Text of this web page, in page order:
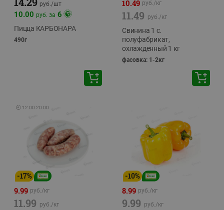
руб./шт
10.00 руб. за 6
Пицца КАРБОНАРА
490г
10.49 руб./кг
11.49 руб./кг
Свинина 1 с.
полуфабрикат,
охлажденный 1 кг
фасовка: 1-2кг
🕘 12:00-20:00
-17%
9.99 руб./кг
11.99 руб./кг
-10%
8.99 руб./кг
9.99 руб./кг